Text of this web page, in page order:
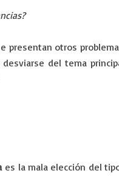
presentan otros
del tema
es la mala elección del